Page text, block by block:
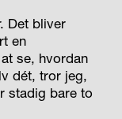
Det bliver
en
se, hvordan
dét, tror jeg,
stadig bare to